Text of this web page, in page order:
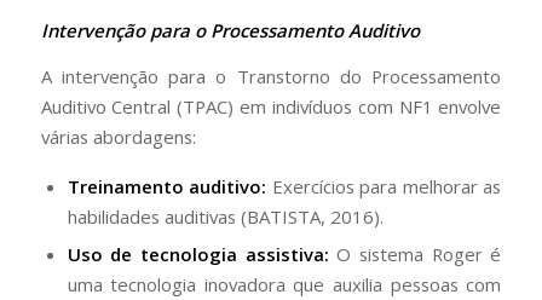
Intervenção para o Processamento Auditivo
A intervenção para o Transtorno do Processamento
Auditivo Central (TPAC) em indivíduos com NF1 envolve
várias abordagens:
Treinamento auditivo: Exercícios para melhorar as
habilidades auditivas (BATISTA, 2016).
Uso de tecnologia assistiva: O sistema Roger é
uma tecnologia inovadora que auxilia pessoas com